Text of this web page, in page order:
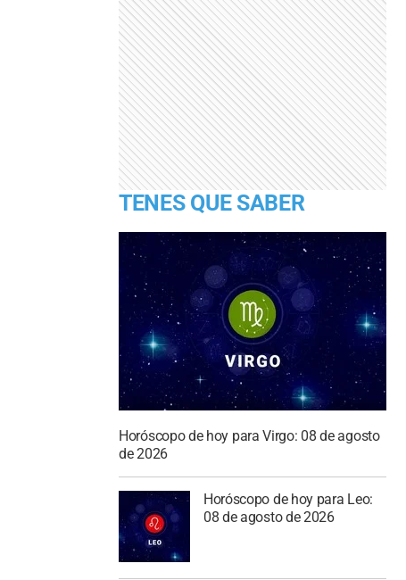
TENES QUE SABER
Horóscopo de hoy para Virgo: 08 de agosto
de 2026
Horóscopo de hoy para Leo:
08 de agosto de 2026